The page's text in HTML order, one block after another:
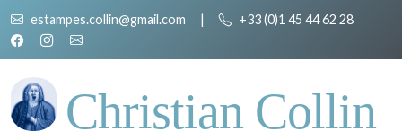
estampes.collin@gmail.com | +33 (0)1 45 44 62 28
Christian Collin